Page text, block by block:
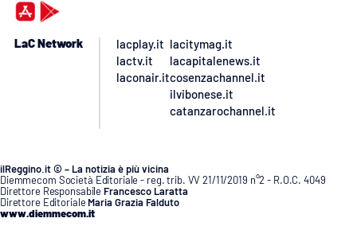
LaC Network
lacplay.it
lactv.it
laconair.it
lacitymag.it
lacapitalenews.it
cosenzachannel.it
ilvibonese.it
catanzarochannel.it
ilReggino.it © – La notizia è più vicina
Diemmecom Società Editoriale - reg. trib. VV 21/11/2019 n°2 - R.O.C. 4049
Direttore Responsabile Francesco Laratta
Direttore Editoriale Maria Grazia Falduto
www.diemmecom.it